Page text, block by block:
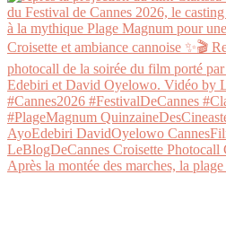
Après la montée des marches, la